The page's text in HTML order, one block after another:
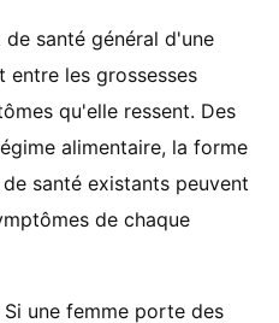
de santé général d'une
entre les grossesses
qu'elle ressent. Des
alimentaire, la forme
santé existants peuvent
de chaque
Si une femme porte des